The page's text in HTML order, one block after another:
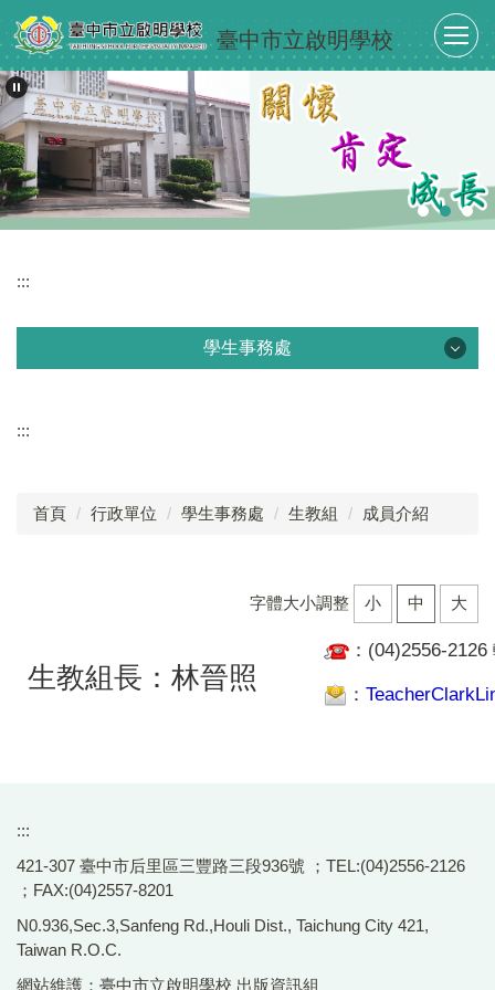
跳
到
主
要
內
容
區
臺中市立啟明學校
:::
學生事務處
業務成果
體衛組
學生懲戒委員會
:::
首頁 行政單位 學生事務處 生教組 成員介紹
字體大小調整 小 中 大
生教組長：林晉照
：(04)2556-2126
：
:::
421-307 臺中市后里區三豐路三段936號 ；TEL:(04)2556-2126
；FAX:(04)2557-8201
N0.936,Sec.3,Sanfeng Rd.,Houli Dist., Taichung City 421,
Taiwan R.O.C.
網站維護：臺中市立啟明學校 出版資訊組